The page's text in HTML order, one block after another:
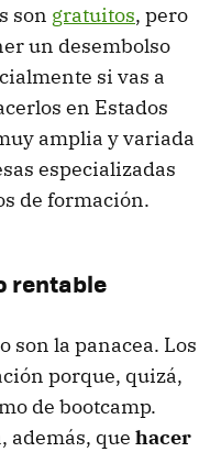
son gratuitos, pero
un desembolso
si vas a
en Estados
amplia y variada
especializadas
de formación.
rentable
son la panacea. Los
porque, quizá,
de bootcamp.
además, que hacer